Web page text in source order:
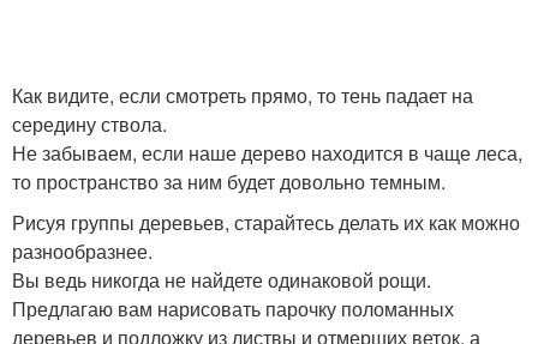
Как видите, если смотреть прямо, то тень падает на
середину ствола.
Не забываем, если наше дерево находится в чаще леса,
то пространство за ним будет довольно темным.
Рисуя группы деревьев, старайтесь делать их как можно
разнообразнее.
Вы ведь никогда не найдете одинаковой рощи.
Предлагаю вам нарисовать парочку поломанных
деревьев и подложку из листвы и отмерших веток, а